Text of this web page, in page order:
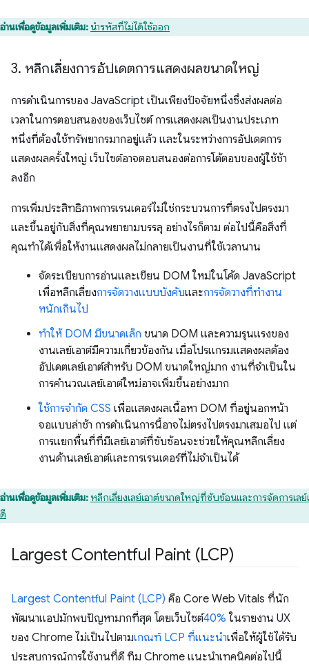
อ่านเพื่อดูข้อมูลเพิ่มเติม:นำรหัสที่ไม่ได้ใช้ออก
3. หลีกเลี่ยงการอัปเดตการแสดงผลขนาดใหญ่
การดำเนินการของ JavaScript เป็นเพียงปัจจัยหนึ่งซึ่งส่งผลต่อ
เวลาในการตอบสนองของเว็บไซต์ การแสดงผลเป็นงานประเภท
หนึ่งที่ต้องใช้ทรัพยากรมากอยู่แล้ว และในระหว่างการอัปเดตการ
แสดงผลครั้งใหญ่ เว็บไซต์อาจตอบสนองต่อการโต้ตอบของผู้ใช้ช้า
ลงอีก
การเพิ่มประสิทธิภาพการเรนเดอร์ไม่ใช่กระบวนการที่ตรงไปตรงมา
และขึ้นอยู่กับสิ่งที่คุณพยายามบรรลุ อย่างไรก็ตาม ต่อไปนี้คือสิ่งที่
คุณทำได้เพื่อให้งานแสดงผลไม่กลายเป็นงานที่ใช้เวลานาน
จัดระเบียบการอ่านและเขียน DOM ใหม่ในโค้ด JavaScript
เพื่อหลีกเลี่ยงการจัดวางแบบบังคับและการจัดวางที่ทำงาน
หนักเกินไป
ทำให้ DOM มีขนาดเล็ก ขนาด DOM และความรุนแรงของ
งานเลย์เอาต์มีความเกี่ยวข้องกัน เมื่อโปรแกรมแสดงผลต้อง
อัปเดตเลย์เอาต์สําหรับ DOM ขนาดใหญ่มาก งานที่จําเป็นใน
การคำนวณเลย์เอาต์ใหม่อาจเพิ่มขึ้นอย่างมาก
ใช้การจำกัด CSS เพื่อแสดงผลเนื้อหา DOM ที่อยู่นอกหน้า
จอแบบล่าช้า การดำเนินการนี้อาจไม่ตรงไปตรงมาเสมอไป แต่
การแยกพื้นที่ที่มีเลย์เอาต์ที่ซับซ้อนจะช่วยให้คุณหลีกเลี่ยง
งานด้านเลย์เอาต์และการเรนเดอร์ที่ไม่จำเป็นได้
อ่านเพื่อดูข้อมูลเพิ่มเติม:หลีกเลี่ยงเลย์เอาต์ขนาดใหญ่ที่ซับซ้อนและการจัดการเลย์
Largest Contentful Paint (LCP)
Largest Contentful Paint (LCP) คือ Core Web Vitals ที่นัก
พัฒนาแอปมักพบปัญหามากที่สุด โดยเว็บไซต์40% ในรายงาน UX
ของ Chrome ไม่เป็นไปตามเกณฑ์ LCP ที่แนะนําเพื่อให้ผู้ใช้ได้รับ
ประสบการณ์การใช้งานที่ดี ทีม Chrome แนะนำเทคนิคต่อไปนี้